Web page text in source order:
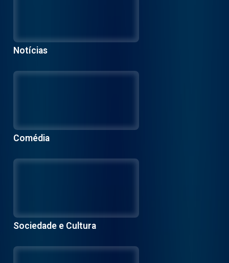
Notícias
Comédia
Sociedade e Cultura